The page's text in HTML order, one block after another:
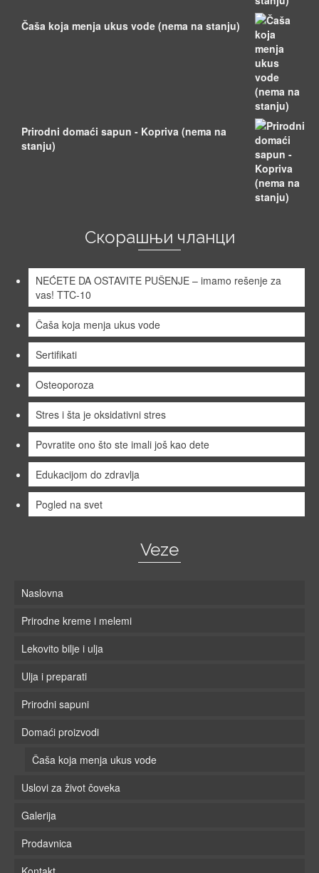
Čaša koja menja ukus vode (nema na stanju)
Prirodni domaći sapun - Kopriva (nema na
stanju)
Скорашњи чланци
NEĆETE DA OSTAVITE PUŠENJE – imamo rešenje za
vas! TTC-10
Čaša koja menja ukus vode
Sertifikati
Osteoporoza
Stres i šta je oksidativni stres
Povratite ono što ste imali još kao dete
Edukacijom do zdravlja
Pogled na svet
Veze
Naslovna
Prirodne kreme i melemi
Lekovito bilje i ulja
Ulja i preparati
Prirodni sapuni
Domaći proizvodi
Čaša koja menja ukus vode
Uslovi za život čoveka
Galerija
Prodavnica